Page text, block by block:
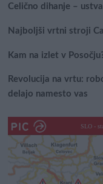
Celično dihanje –
Najboljši vrtni stroji
Kam na izlet v
Revolucija na vrtu:
delajo namesto vas
SLO -